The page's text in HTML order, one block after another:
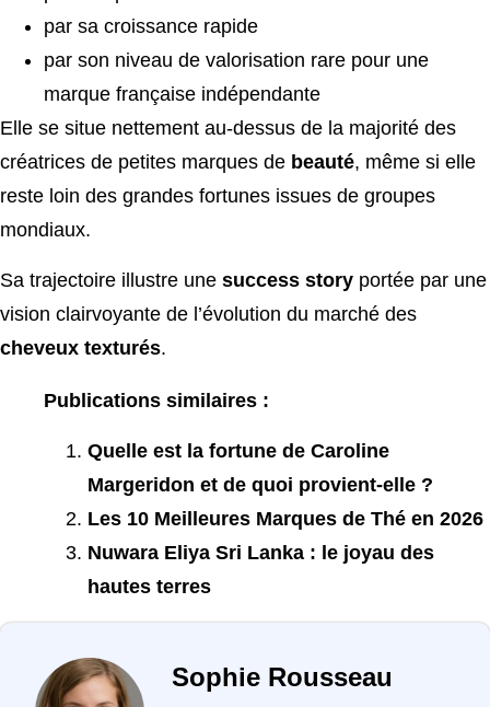
par sa croissance rapide
par son niveau de valorisation rare pour une
marque française indépendante
Elle se situe nettement au-dessus de la majorité des
créatrices de petites marques de beauté, même si elle
reste loin des grandes fortunes issues de groupes
mondiaux.
Sa trajectoire illustre une success story portée par une
vision clairvoyante de l’évolution du marché des
cheveux texturés.
Publications similaires :
Quelle est la fortune de Caroline
Margeridon et de quoi provient-elle ?
Les 10 Meilleures Marques de Thé en 2026
Nuwara Eliya Sri Lanka : le joyau des
hautes terres
Sophie Rousseau